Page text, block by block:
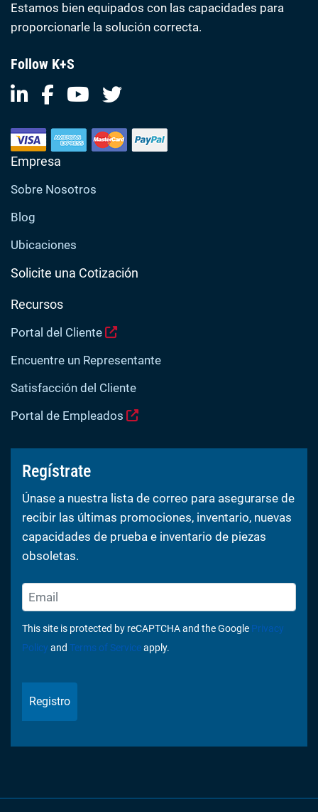
Estamos bien equipados con las capacidades para
proporcionarle la solución correcta.
Follow K+S
Empresa
Sobre Nosotros
Blog
Ubicaciones
Solicite una Cotización
Recursos
Portal del Cliente
Encuentre un Representante
Satisfacción del Cliente
Portal de Empleados
Regístrate
Únase a nuestra lista de correo para asegurarse de
recibir las últimas promociones, inventario, nuevas
capacidades de prueba e inventario de piezas
obsoletas.
This site is protected by reCAPTCHA and the Google Privacy
Policy and Terms of Serviceapply.
Registro